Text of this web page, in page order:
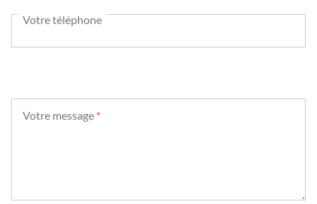
Votre téléphone
Votre message *